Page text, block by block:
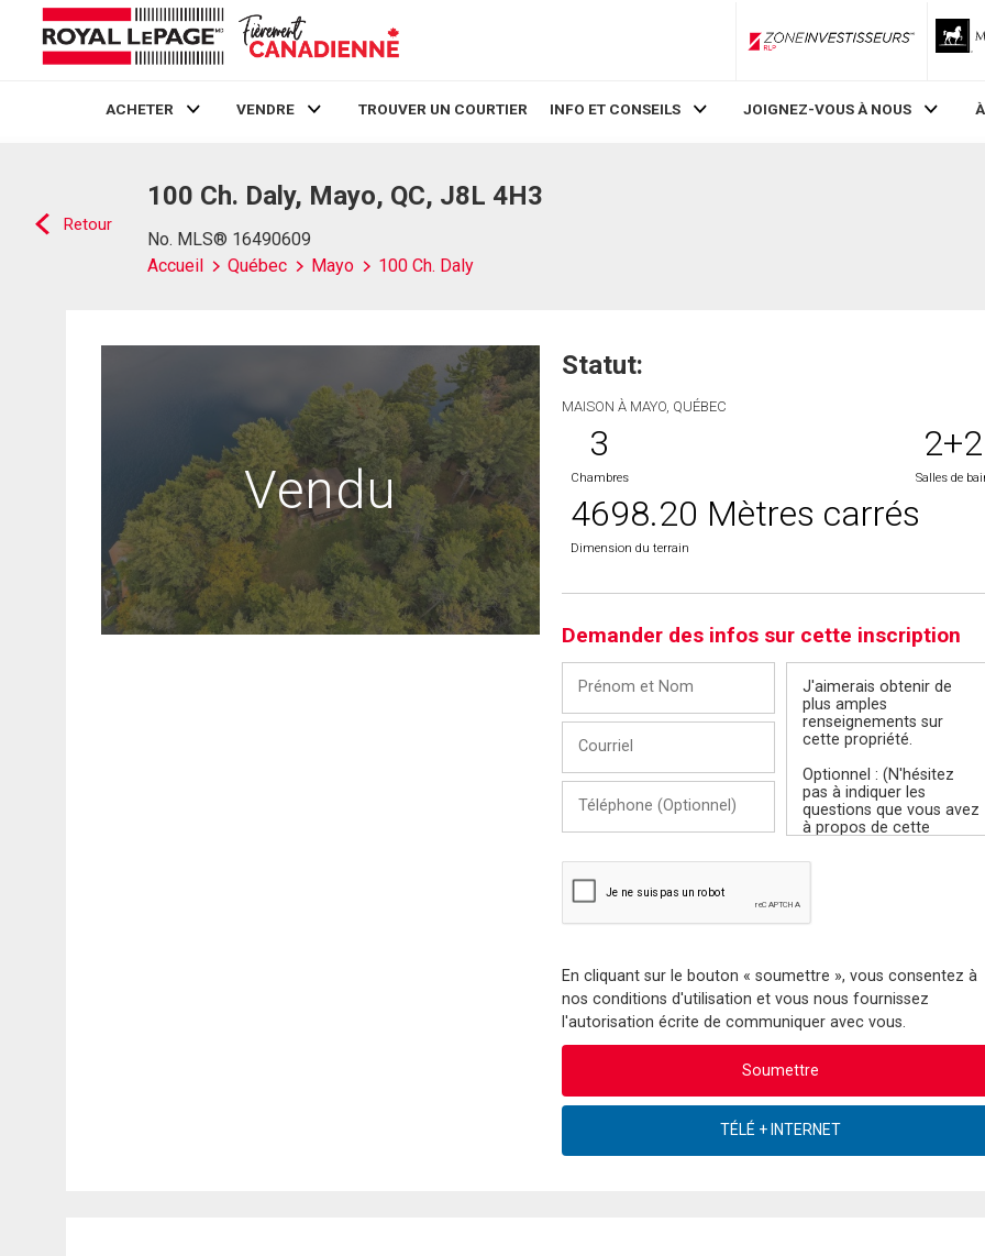
ZoneInvestisseurs RLP
ACHETER VENDRE TROUVER UN COURTIER INFO ET CONSEILS JOIGNEZ-VOUS À NOUS
Retour
100 Ch. Daly, Mayo, QC, J8L 4H3
No. MLS® 16490609
Accueil
Québec Mayo 100 Ch. Daly
Vendu
Statut:
MAISON À MAYO, QUÉBEC
3
Chambres
2+2
Salles de
4698.20 Mètres carrés
Dimension du terrain
Demander des infos sur cette inscription
Nom
(Optionnel)
En cliquant sur le bouton « soumettre », vous consentez à
nos conditions d'utilisation et vous nous fournissez
l'autorisation écrite de communiquer avec vous.